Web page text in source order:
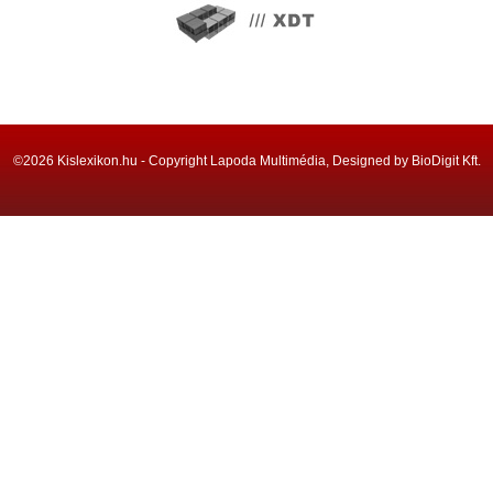
©2026 Kislexikon.hu - Copyright Lapoda Multimédia, Designed by BioDigit Kft.